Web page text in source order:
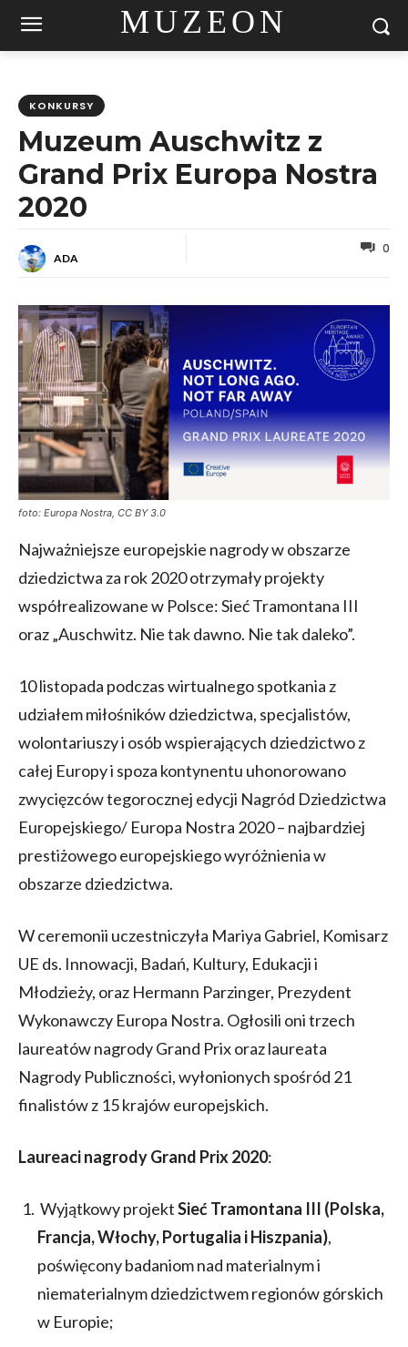
MUZEON
KONKURSY
Muzeum Auschwitz z
Grand Prix Europa Nostra
2020
ADA
0
foto: Europa Nostra, CC BY 3.0
Najważniejsze europejskie nagrody w obszarze
dziedzictwa za rok 2020 otrzymały projekty
współrealizowane w Polsce: Sieć Tramontana III
oraz „Auschwitz. Nie tak dawno. Nie tak daleko”.
10 listopada podczas wirtualnego spotkania z
udziałem miłośników dziedzictwa, specjalistów,
wolontariuszy i osób wspierających dziedzictwo z
całej Europy i spoza kontynentu uhonorowano
zwycięzców tegorocznej edycji Nagród Dziedzictwa
Europejskiego/ Europa Nostra 2020 – najbardziej
prestiżowego europejskiego wyróżnienia w
obszarze dziedzictwa.
W ceremonii uczestniczyła Mariya Gabriel, Komisarz
UE ds. Innowacji, Badań, Kultury, Edukacji i
Młodzieży, oraz Hermann Parzinger, Prezydent
Wykonawczy Europa Nostra. Ogłosili oni trzech
laureatów nagrody Grand Prix oraz laureata
Nagrody Publiczności, wyłonionych spośród 21
finalistów z 15 krajów europejskich.
Laureaci nagrody Grand Prix 2020:
Wyjątkowy projektSiećTramontana III (Polska,
Francja, Włochy, Portugalia i Hiszpania),
poświęcony badaniom nad materialnym i
niematerialnym dziedzictwem regionów górskich
w Europie;